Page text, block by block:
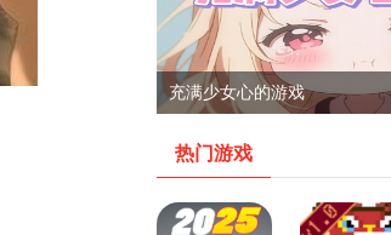
充满少女心的游戏
热门游戏